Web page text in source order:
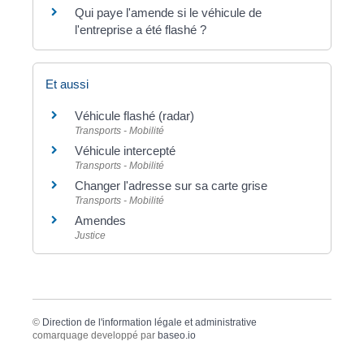
Qui paye l'amende si le véhicule de
l'entreprise a été flashé ?
Et aussi
Véhicule flashé (radar)
Transports - Mobilité
Véhicule intercepté
Transports - Mobilité
Changer l'adresse sur sa carte grise
Transports - Mobilité
Amendes
Justice
© Direction de l'information légale et administrative
comarquage developpé par baseo.io